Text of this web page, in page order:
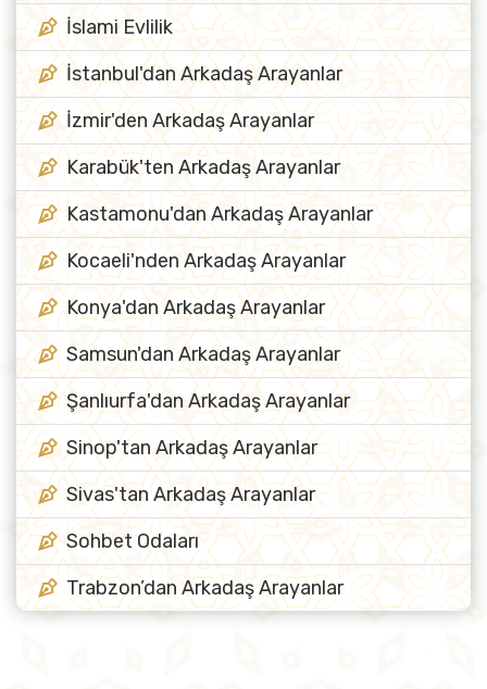
İslami Evlilik
İstanbul'dan Arkadaş Arayanlar
İzmir'den Arkadaş Arayanlar
Karabük'ten Arkadaş Arayanlar
Kastamonu'dan Arkadaş Arayanlar
Kocaeli'nden Arkadaş Arayanlar
Konya'dan Arkadaş Arayanlar
Samsun'dan Arkadaş Arayanlar
Şanlıurfa'dan Arkadaş Arayanlar
Sinop'tan Arkadaş Arayanlar
Sivas'tan Arkadaş Arayanlar
Sohbet Odaları
Trabzon’dan Arkadaş Arayanlar